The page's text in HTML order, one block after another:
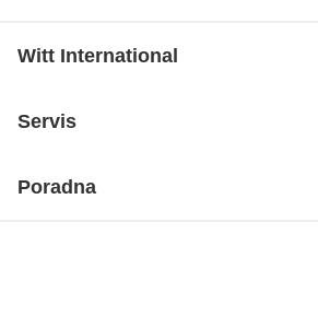
Witt International
Servis
Poradna